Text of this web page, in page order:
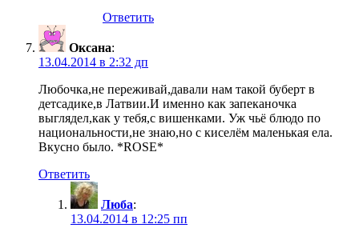
Ответить
Оксана:
13.04.2014 в 2:32 дп
Любочка,не переживай,давали нам такой буберт в
детсадике,в Латвии.И именно как запеканочка
выглядел,как у тебя,с вишенками. Уж чьё блюдо по
национальности,не знаю,но с киселём маленькая ела.
Вкусно было. *ROSE*
Ответить
Люба:
13.04.2014 в 12:25 пп